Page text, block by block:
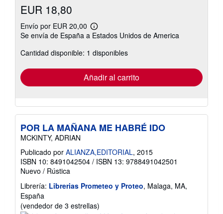
EUR 18,80
Envío por EUR 20,00
Más
información
las
tarifas
envío
Se envía de España a Estados Unidos de America
Cantidad disponible: 1 disponibles
Añadir al carrito
POR LA MAÑANA ME HABRÉ IDO
MCKINTY, ADRIAN
Publicado por ALIANZA,EDITORIAL, 2015
ISBN 10: 8491042504 / ISBN 13: 9788491042501
Nuevo / Rústica
Librería: Librerias Prometeo y Proteo, Malaga, MA,
España
(vendedor de 3 estrellas)